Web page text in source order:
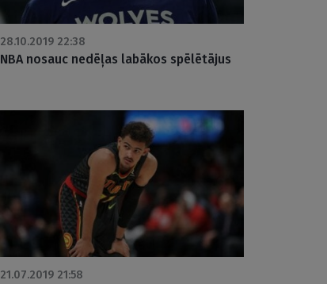
28.10.2019 22:38
NBA nosauc nedēļas labākos spēlētājus
21.07.2019 21:58